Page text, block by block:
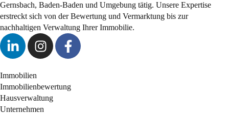
Gernsbach, Baden-Baden und Umgebung tätig. Unsere Expertise
erstreckt sich von der Bewertung und Vermarktung bis zur
nachhaltigen Verwaltung Ihrer Immobilie.
Immobilien
Immobilienbewertung
Hausverwaltung
Unternehmen